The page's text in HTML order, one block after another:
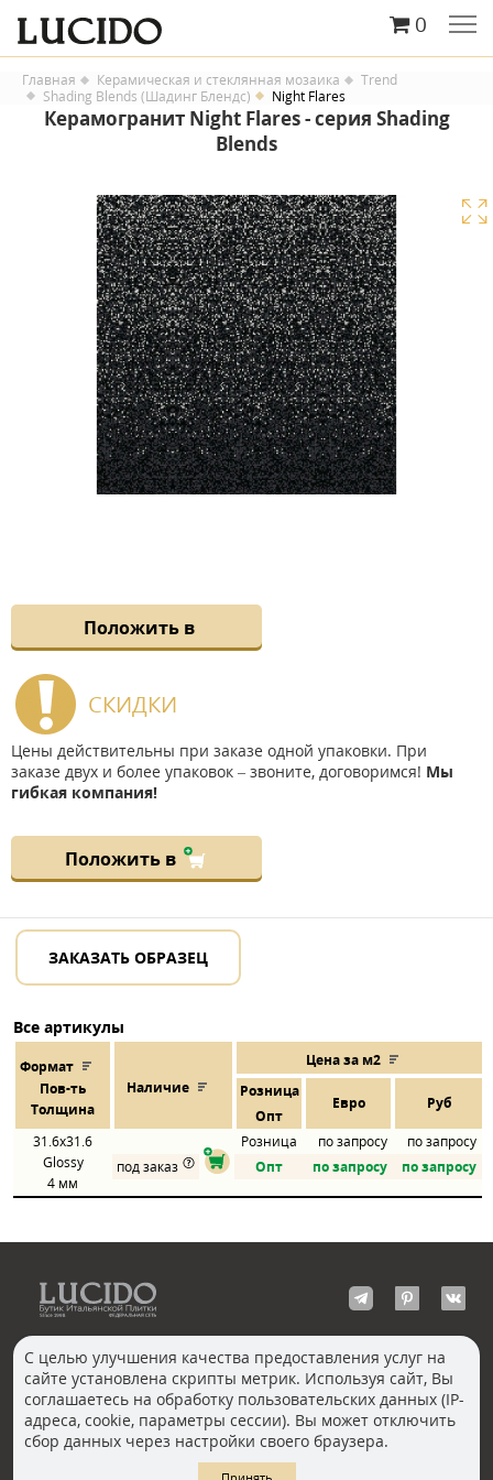
0
Главная Керамическая и стеклянная мозаика
Trend
Shading Blends (Шадинг Блендс)
Night Flares
Керамогранит Night Flares - серия Shading
Blends
Положить в
СКИДКИ
Цены действительны при заказе одной упаковки. При
заказе двух и более упаковок – звоните, договоримся! Мы
гибкая компания!
Положить в
ЗАКАЗАТЬ ОБРАЗЕЦ
Все артикулы
Формат
Пов-ть
Толщина
Наличие
Цена за м2
Розница
Евро Руб
Опт
31.6x31.6
Glossy
4 мм
Розница по запросу
по запросу
под заказ
Опт по запросу по запросу
КОНТАКТЫ
Москва, Пречистенка
Волгоград
Екатеринбург
Казань
Новосибирск
Санкт-Петербург
С целью улучшения качества предоставления услуг на
сайте установлена скрипты метрик. Используя сайт, Вы
соглашаетесь на обработку пользовательских данных (IP-
адреса, cookie, параметры сессии). Вы может отключить
сбор данных через настройки своего браузера.